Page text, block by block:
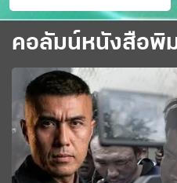
สเปนได้แชมป์
คอลัมน์หนังสือพิ